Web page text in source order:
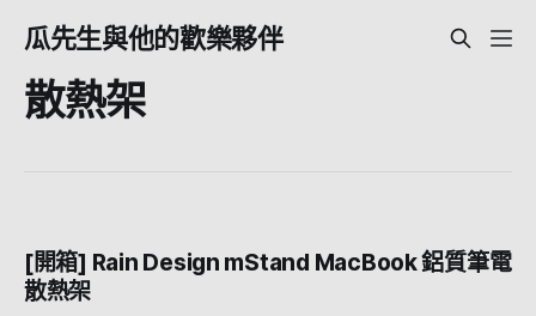
瓜先生與他的歡樂夥伴
散熱架
[開箱] Rain Design mStand MacBook 鋁質筆電
散熱架